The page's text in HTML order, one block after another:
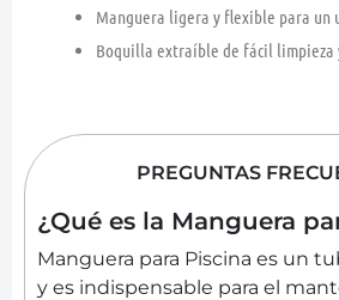
Manguera ligera y flexible para un
Boquilla extraíble de fácil limpieza
PREGUNTAS
¿Qué es la Manguera
Manguera para Piscina es un
y es indispensable para el